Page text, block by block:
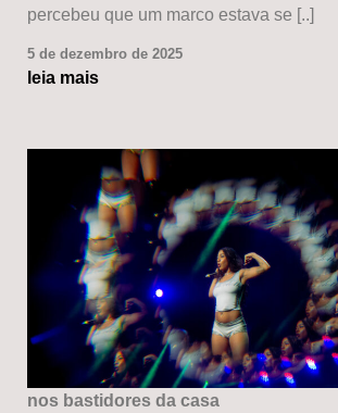
percebeu que um marco estava se [..]
5 de dezembro de 2025
leia mais
nos bastidores da casa